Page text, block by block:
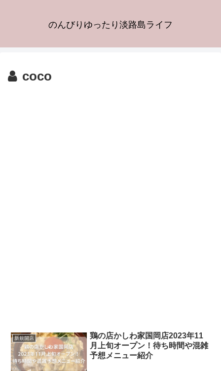
のんびりゆったり淡路島ライフ
coco
新規開店
鶏の店かしわ家国岡店2023年11
月上旬オープン！待ち時間や混雑
予想メニュー紹介